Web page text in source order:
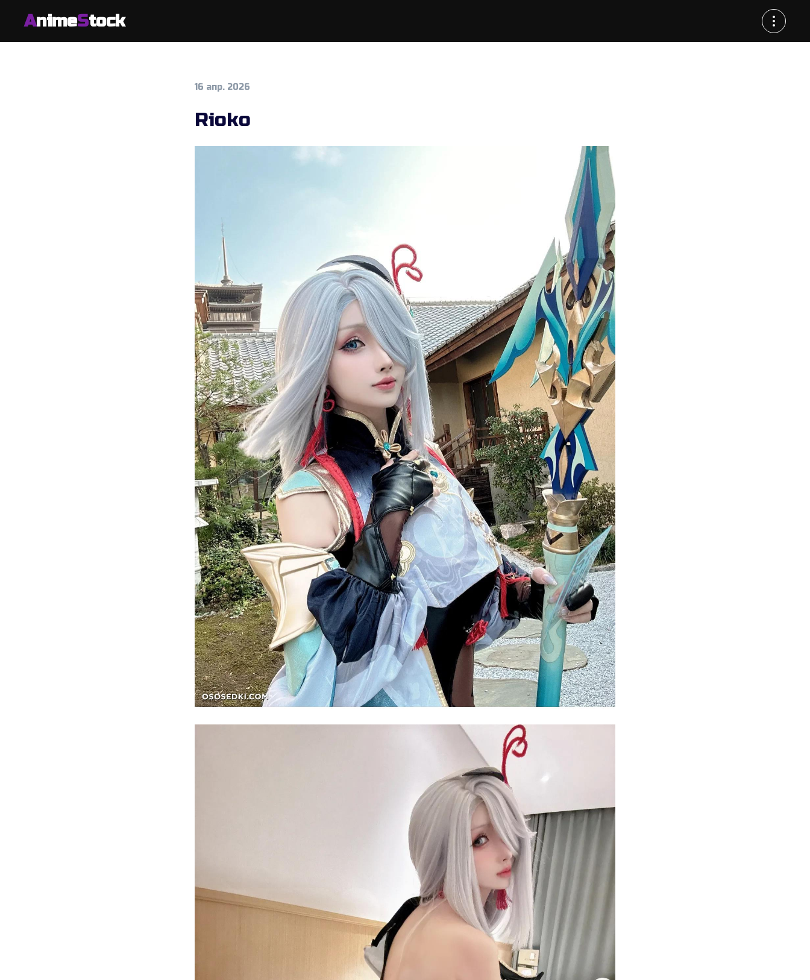
AnimeStock
16 апр. 2026
Rioko